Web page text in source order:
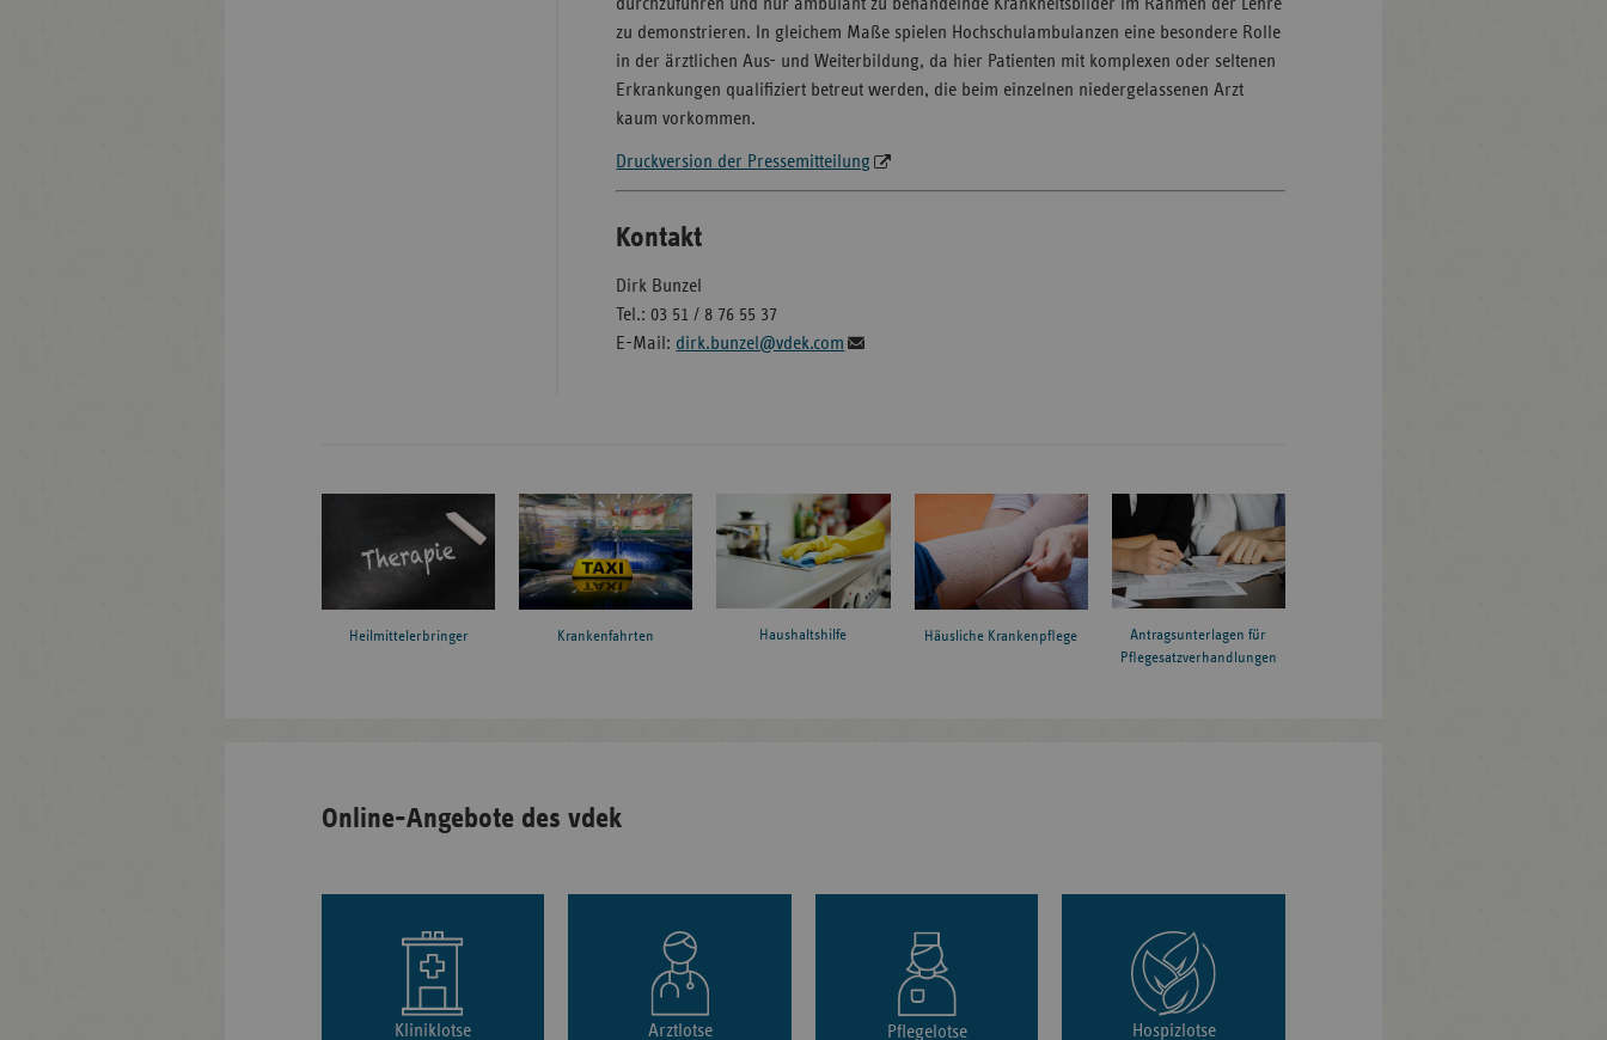
zu demonstrieren. In gleichem Maße spielen Hochschulambulanzen eine besondere Rolle
in der ärztlichen Aus- und Weiterbildung, da hier Patienten mit komplexen oder seltenen
Erkrankungen qualifiziert betreut werden, die beim einzelnen niedergelassenen Arzt
kaum vorkommen.
Druckversion der Pressemitteilung
Kontakt
Dirk Bunzel
Tel.: 03 51 / 8 76 55 37
E-Mail: dirk.bunzel@vdek.com
Heilmittelerbringer Krankenfahrten Haushaltshilfe Häusliche Krankenpflege
Antragsunterlagen für
Pflegesatzverhandlungen
Online-Angebote des vdek
Kliniklotse Arztlotse Pflegelotse Hospizlotse